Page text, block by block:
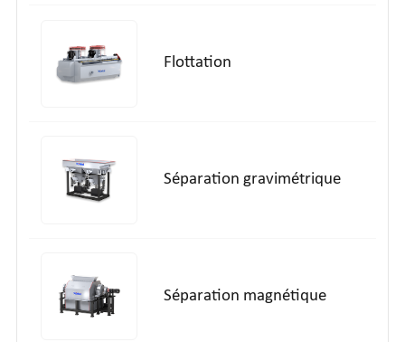
Flottation
Séparation gravimétrique
Séparation magnétique